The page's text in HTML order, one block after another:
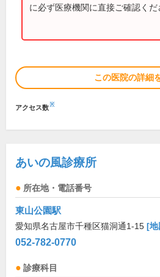
に必ず医療機関に直接ご確認くだ
この医院の詳細
アクセス数※
あいの風診療所
所在地・電話番号
東山公園駅
愛知県名古屋市千種区猫洞通1-15 [地
052-782-0770
診療科目